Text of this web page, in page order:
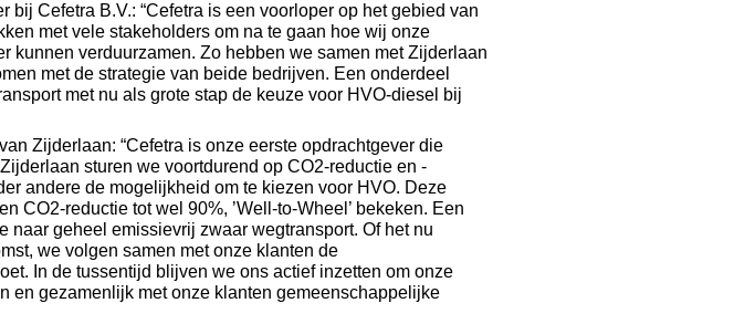
bij Cefetra B.V.: “Cefetra is een voorloper op het gebied van
met vele stakeholders om na te gaan hoe wij onze
kunnen verduurzamen. Zo hebben we samen met Zijderlaan
met de strategie van beide bedrijven. Een onderdeel
met nu als grote stap de keuze voor HVO-diesel bij
Zijderlaan: “Cefetra is onze eerste opdrachtgever die
sturen we voortdurend op CO2-reductie en -
andere de mogelijkheid om te kiezen voor HVO. Deze
CO2-reductie tot wel 90%, ’Well-to-Wheel’ bekeken. Een
naar geheel emissievrij zwaar wegtransport. Of het nu
we volgen samen met onze klanten de
In de tussentijd blijven we ons actief inzetten om onze
en gezamenlijk met onze klanten gemeenschappelijke